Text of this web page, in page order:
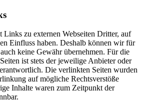
Links zu externen Webseiten Dritter, auf
Einfluss haben. Deshalb können wir für
keine Gewähr übernehmen. Für die
ist stets der jeweilige Anbieter oder
Die verlinkten Seiten wurden
auf mögliche Rechtsverstöße
Inhalte waren zum Zeitpunkt der